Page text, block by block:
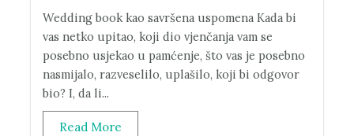
Wedding book kao savršena uspomena Kada bi
vas netko upitao, koji dio vjenčanja vam se
posebno usjekao u pamćenje, što vas je posebno
nasmijalo, razveselilo, uplašilo, koji bi odgovor
bio? I, da li...
Read More